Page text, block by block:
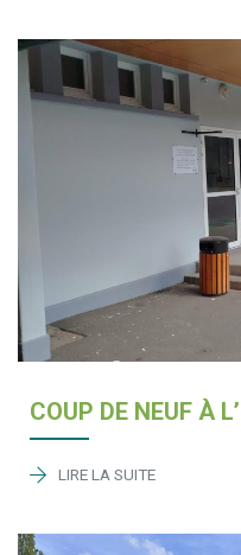
COUP DE NEUF À
LIRE LA SUITE